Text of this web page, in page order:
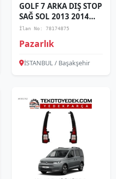
GOLF 7 ARKA DIŞ STOP
SAĞ SOL 2013 2014
2015 2016 2017 /
İlan No: 78174875
Pazarlık
İSTANBUL / Başakşehir